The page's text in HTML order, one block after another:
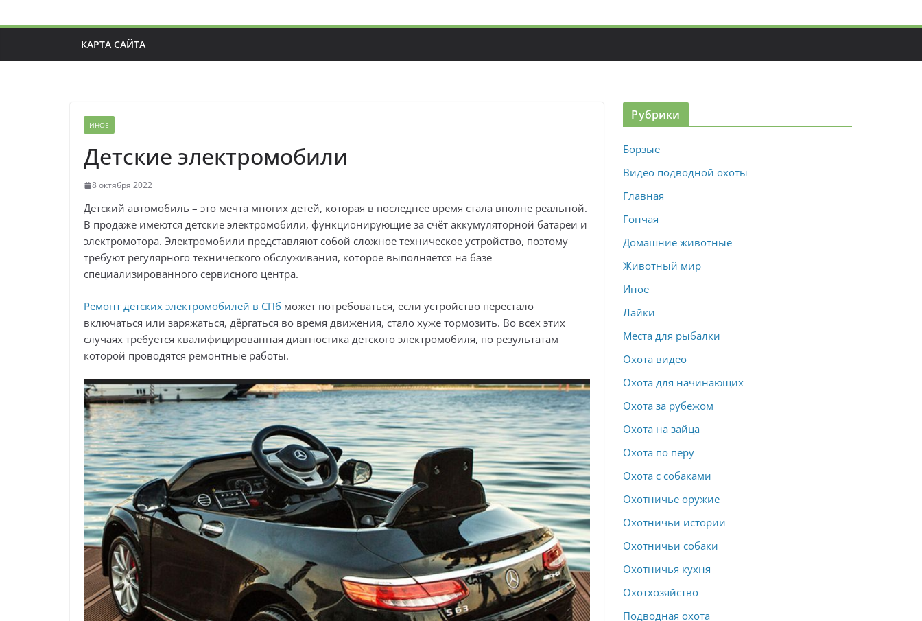
КАРТА САЙТА
ИНОЕ
Детские электромобили
8 октября 2022
Детский автомобиль – это мечта многих детей, которая в последнее время стала вполне реальной.
В продаже имеются детские электромобили, функционирующие за счёт аккумуляторной батареи и
электромотора. Электромобили представляют собой сложное техническое устройство, поэтому
требуют регулярного технического обслуживания, которое выполняется на базе
специализированного сервисного центра.
Ремонт детских электромобилей в СПб может потребоваться, если устройство перестало
включаться или заряжаться, дёргаться во время движения, стало хуже тормозить. Во всех этих
случаях требуется квалифицированная диагностика детского электромобиля, по результатам
которой проводятся ремонтные работы.
Рубрики
Борзые
Видео подводной охоты
Главная
Гончая
Домашние животные
Животный мир
Иное
Лайки
Места для рыбалки
Охота видео
Охота для начинающих
Охота за рубежом
Охота на зайца
Охота по перу
Охота с собаками
Охотничье оружие
Охотничьи истории
Охотничьи собаки
Охотничья кухня
Охотхозяйство
Подводная охота